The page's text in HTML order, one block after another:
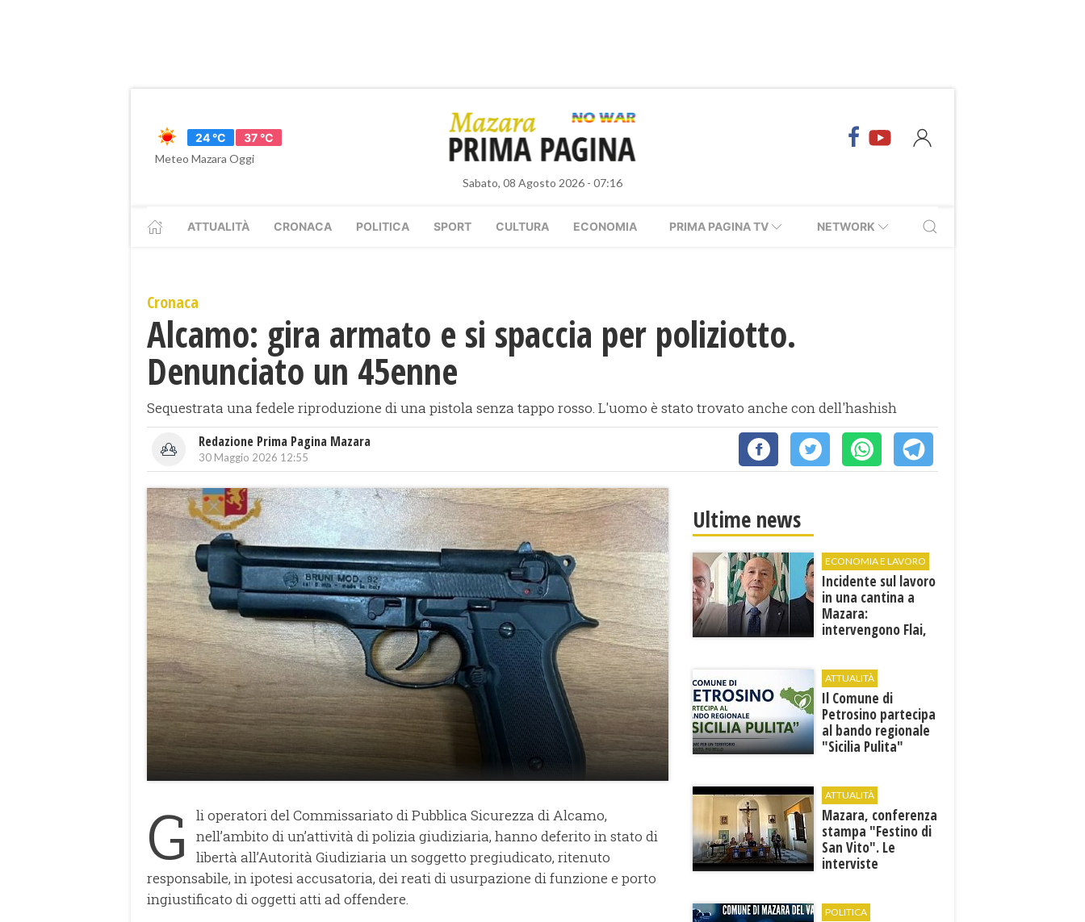
24 °C
37 °C
Meteo Mazara Oggi
Sabato, 08 Agosto 2026 - 07:16
ATTUALITÀ CRONACA POLITICA SPORT CULTURA ECONOMIA PRIMA PAGINA TV NETWORK
Cronaca
Alcamo: gira armato e si spaccia per poliziotto.
Denunciato un 45enne
Sequestrata una fedele riproduzione di una pistola senza tappo rosso. L'uomo è stato trovato anche con dell'hashish
Redazione Prima Pagina Mazara
30 Maggio 2026 12:55
G
li operatori del Commissariato di Pubblica Sicurezza di Alcamo,
nell’ambito di un’attività di polizia giudiziaria, hanno deferito in stato di
libertà all’Autorità Giudiziaria un soggetto pregiudicato, ritenuto
responsabile, in ipotesi accusatoria, dei reati di usurpazione di funzione e porto
ingiustificato di oggetti atti ad offendere.
Ultime news
ECONOMIA E LAVORO
Incidente sul lavoro
in una cantina a
Mazara:
intervengono Flai,
ATTUALITÀ
​Il Comune di
Petrosino partecipa
al bando regionale
"Sicilia Pulita"
ATTUALITÀ
Mazara, conferenza
stampa "Festino di
San Vito". Le
interviste
POLITICA